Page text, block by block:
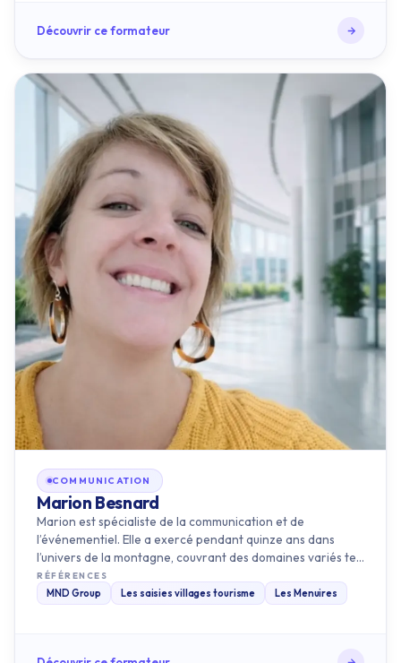
Marion Besnard
Marion est spécialiste de la communication et de
l’événementiel. Elle a exercé pendant quinze ans dans
l’univers de la montagne, couvrant des domaines variés tels
que l’hôteller…
RÉFÉRENCES
MND Group Les saisies villages tourisme Les Menuires